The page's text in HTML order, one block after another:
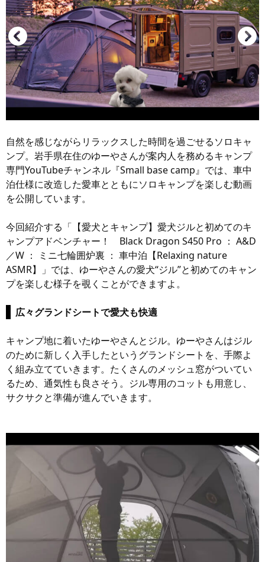
自然を感じながらリラックスした時間を過ごせるソロキャ
ンプ。岩手県在住のゆーやさんが案内人を務めるキャンプ
専門YouTubeチャンネル『Small base camp』では、車中
泊仕様に改造した愛車とともにソロキャンプを楽しむ動画
を公開しています。
今回紹介する「【愛犬とキャンプ】愛犬ジルと初めてのキ
ャンプアドベンチャー！ Black Dragon S450 Pro ： A&D
／W ： ミニ七輪囲炉裏 ： 車中泊【Relaxing nature
ASMR】」では、ゆーやさんの愛犬“ジル”と初めてのキャン
プを楽しむ様子を覗くことができますよ。
広々グランドシートで愛犬も快適
キャンプ地に着いたゆーやさんとジル。ゆーやさんはジル
のために新しく入手したというグランドシートを、手際よ
く組み立てていきます。たくさんのメッシュ窓がついてい
るため、通気性も良さそう。ジル専用のコットも用意し、
サクサクと準備が進んでいきます。